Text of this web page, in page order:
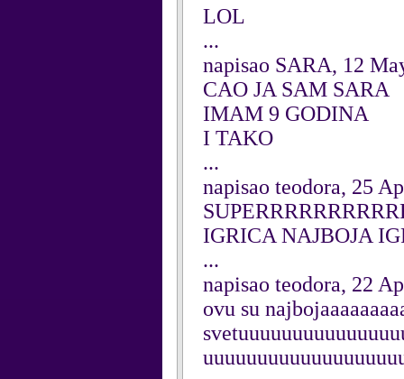
LOL
...
napisao SARA, 12
CAO JA SAM SARA
IMAM 9 GODINA
I TAKO
...
napisao teodora, 25
IGRICA NAJBOJA
...
napisao teodora, 22
ovu su